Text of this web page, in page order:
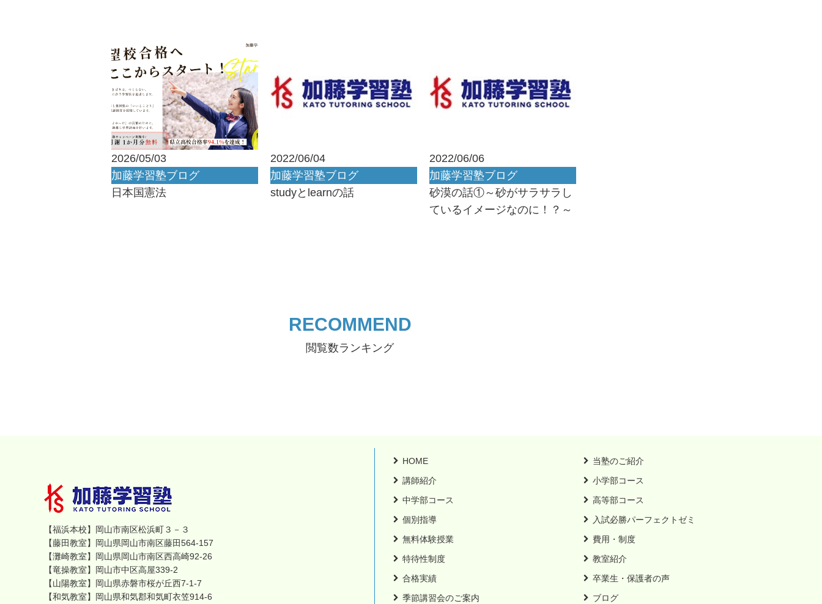
2026/05/03
加藤学習塾ブログ
日本国憲法
2022/06/04
加藤学習塾ブログ
studyとlearnの話
2022/06/06
加藤学習塾ブログ
砂漠の話①～砂がサラサラし
ているイメージなのに！？～
RECOMMEND
閲覧数ランキング
【福浜本校】岡山市南区松浜町３－３
【藤田教室】岡山県岡山市南区藤田564-157
【灘崎教室】岡山県岡山市南区西高崎92-26
【竜操教室】岡山市中区高屋339-2
【山陽教室】岡山県赤磐市桜が丘西7-1-7
【和気教室】岡山県和気郡和気町衣笠914-6
HOME
当塾のご紹介
講師紹介
小学部コース
中学部コース
高等部コース
個別指導
入試必勝パーフェクトゼミ
無料体験授業
費用・制度
特待性制度
教室紹介
合格実績
卒業生・保護者の声
季節講習会のご案内
ブログ